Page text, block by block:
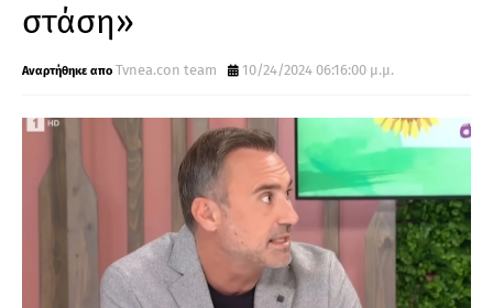
στάση»
Tvnea.con team 10/24/2024 06:16:00 μ.μ.